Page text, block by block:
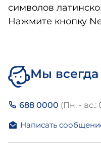
символов
Нажмите кнопку
Мы
688 0000 (Пн. - вс.:
Написать